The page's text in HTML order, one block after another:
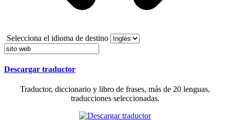
Selecciona el idioma de destino
Descargar traductor
Traductor, diccionario y libro de frases, más de 20 lenguas,
traducciones seleccionadas.